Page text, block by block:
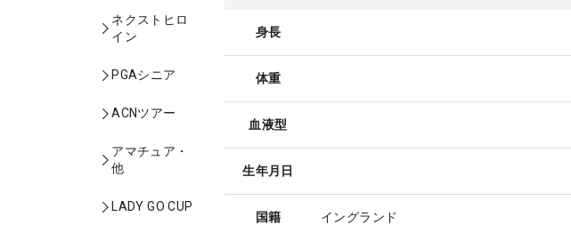
ネクストヒロ
イン
PGAシニア
ACNツアー
アマチュア・
他
LADY GO CUP
身長
体重
血液型
生年月日
国籍 イングランド